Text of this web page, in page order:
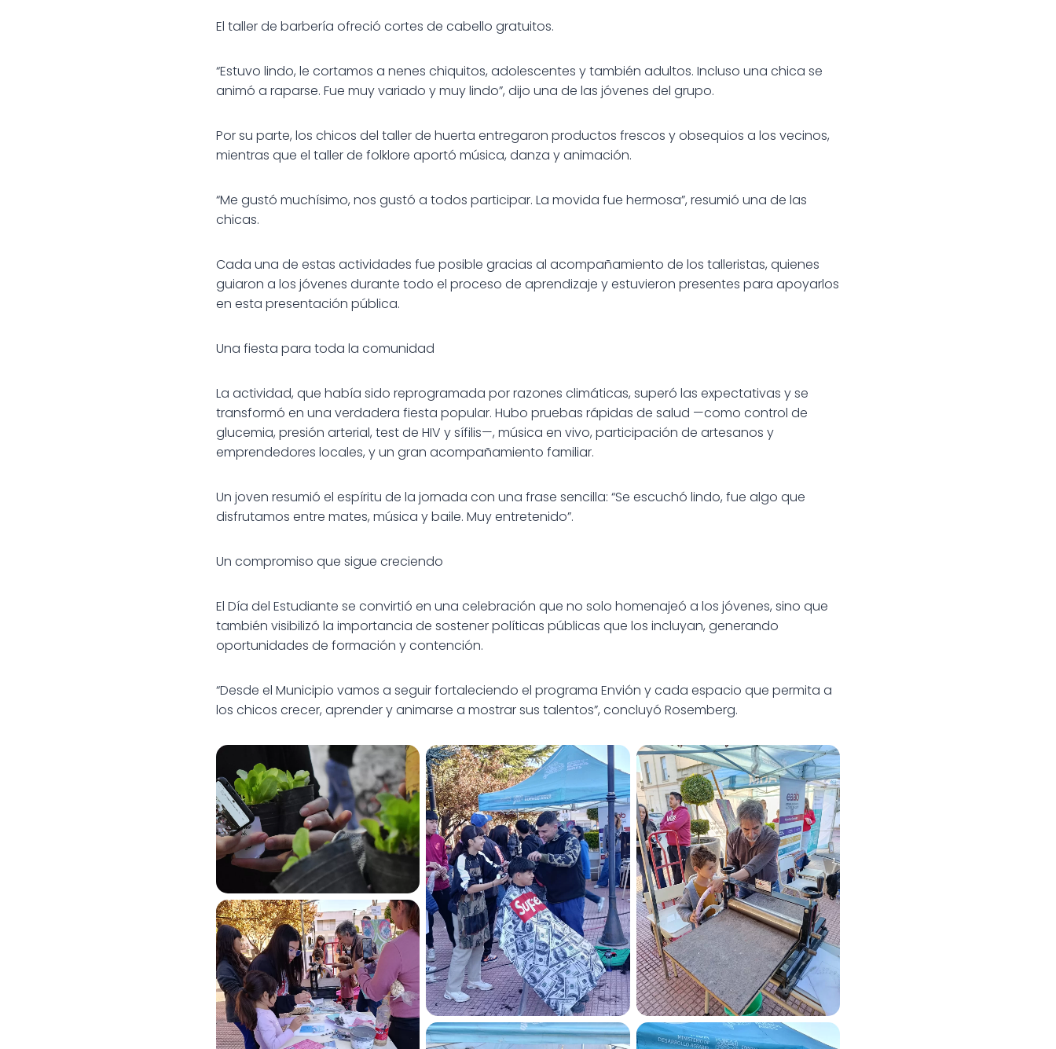
El taller de barbería ofreció cortes de cabello gratuitos.
“Estuvo lindo, le cortamos a nenes chiquitos, adolescentes y también adultos. Incluso una chica se
animó a raparse. Fue muy variado y muy lindo”, dijo una de las jóvenes del grupo.
Por su parte, los chicos del taller de huerta entregaron productos frescos y obsequios a los vecinos,
mientras que el taller de folklore aportó música, danza y animación.
“Me gustó muchísimo, nos gustó a todos participar. La movida fue hermosa”, resumió una de las
chicas.
Cada una de estas actividades fue posible gracias al acompañamiento de los talleristas, quienes
guiaron a los jóvenes durante todo el proceso de aprendizaje y estuvieron presentes para apoyarlos
en esta presentación pública.
Una fiesta para toda la comunidad
La actividad, que había sido reprogramada por razones climáticas, superó las expectativas y se
transformó en una verdadera fiesta popular. Hubo pruebas rápidas de salud —como control de
glucemia, presión arterial, test de HIV y sífilis—, música en vivo, participación de artesanos y
emprendedores locales, y un gran acompañamiento familiar.
Un joven resumió el espíritu de la jornada con una frase sencilla: “Se escuchó lindo, fue algo que
disfrutamos entre mates, música y baile. Muy entretenido”.
Un compromiso que sigue creciendo
El Día del Estudiante se convirtió en una celebración que no solo homenajeó a los jóvenes, sino que
también visibilizó la importancia de sostener políticas públicas que los incluyan, generando
oportunidades de formación y contención.
“Desde el Municipio vamos a seguir fortaleciendo el programa Envión y cada espacio que permita a
los chicos crecer, aprender y animarse a mostrar sus talentos”, concluyó Rosemberg.
Día del Estudiante
Día del Estudiante Día del Estudiante
Día del Estudiante